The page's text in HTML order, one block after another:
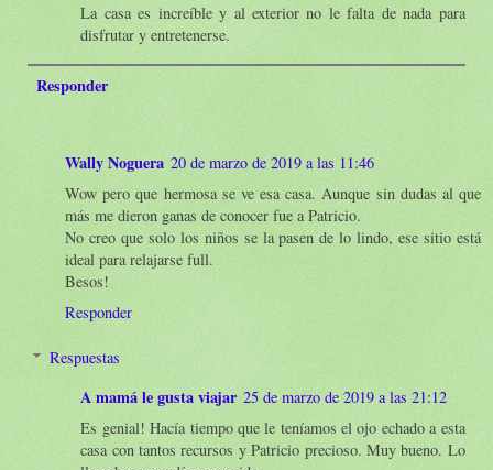
La casa es increíble y al exterior no le falta de nada para
disfrutar y entretenerse.
Responder
Wally Noguera 20 de marzo de 2019 a las 11:46
Wow pero que hermosa se ve esa casa. Aunque sin dudas al que
más me dieron ganas de conocer fue a Patricio.
No creo que solo los niños se la pasen de lo lindo, ese sitio está
ideal para relajarse full.
Besos!
Responder
Respuestas
A mamá le gusta viajar 25 de marzo de 2019 a las 21:12
Es genial! Hacía tiempo que le teníamos el ojo echado a esta
casa con tantos recursos y Patricio precioso. Muy bueno. Lo